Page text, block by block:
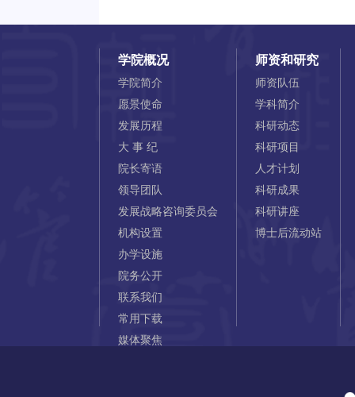
学院概况
学院简介
愿景使命
发展历程
大 事 纪
院长寄语
领导团队
发展战略咨询委员会
机构设置
办学设施
院务公开
联系我们
常用下载
媒体聚焦
师资和研究
师资队伍
学科简介
科研动态
科研项目
人才计划
科研成果
科研讲座
博士后流动站